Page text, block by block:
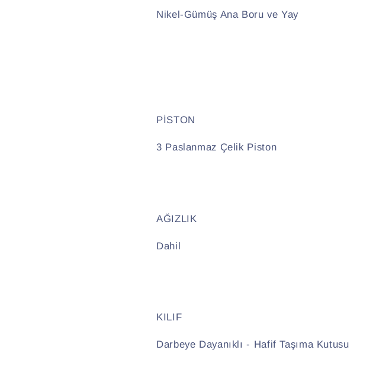
Nikel-Gümüş Ana Boru ve Yay
PİSTON
3 Paslanmaz Çelik Piston
AĞIZLIK
Dahil
KILIF
Darbeye Dayanıklı - Hafif Taşıma Kutusu